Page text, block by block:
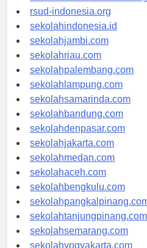
rsudkisaran-asahankab.org
rsud-indonesia.org
sekolahindonesia.id
sekolahjambi.com
sekolahriau.com
sekolahpalembang.com
sekolahlampung.com
sekolahsamarinda.com
sekolahbandung.com
sekolahdenpasar.com
sekolahjakarta.com
sekolahmedan.com
sekolahaceh.com
sekolahbengkulu.com
sekolahpangkalpinang.com
sekolahtanjungpinang.com
sekolahsemarang.com